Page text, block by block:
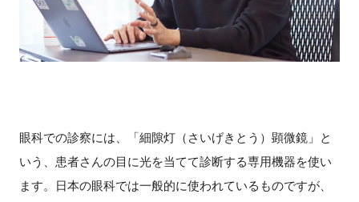
眼科での診察には、「細隙灯（さいげきとう）顕微鏡」と
いう、患者さんの目に光を当てて診断する専用機器を使い
ます。日本の眼科では一般的に使われているものですが、